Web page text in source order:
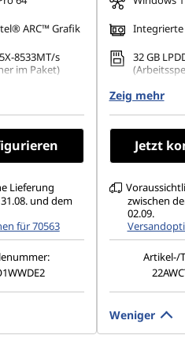
ARC™ Grafik
8533MT/s
im Paket)
2280 PCIe 4.0
x 1200), IPS,
NTSC, 400
Lieferung
und dem
für 70563
32 GB
1 TB SSD
16"
matt, Non-
500 cd/m²,
Zeig mehr
Jetzt
zwischen
02.09.
Artikel-/
Weniger